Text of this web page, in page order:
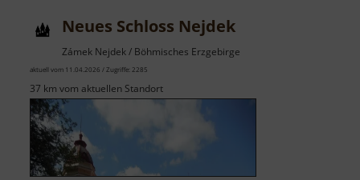
u
Nejdku
Neues Schloss Nejdek
Zámek Nejdek / Böhmisches Erzgebirge
aktuell vom 11.04.2026 / Zugriffe: 2285
37 km vom aktuellen Standort